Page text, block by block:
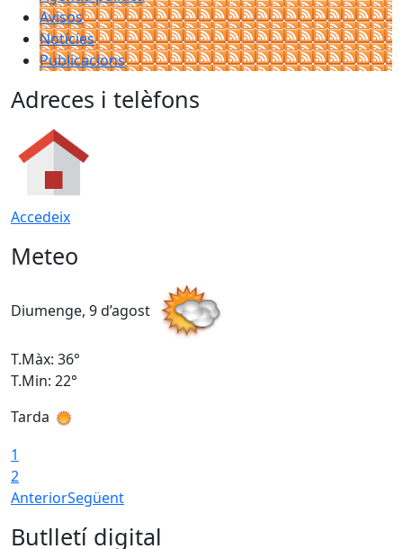
Avisos
Notícies
Publicacions
Adreces i telèfons
Accedeix
Meteo
Diumenge, 9 d’agost
T.Màx: 36°
T.Min: 22°
Tarda
1
2
AnteriorSegüent
Butlletí digital